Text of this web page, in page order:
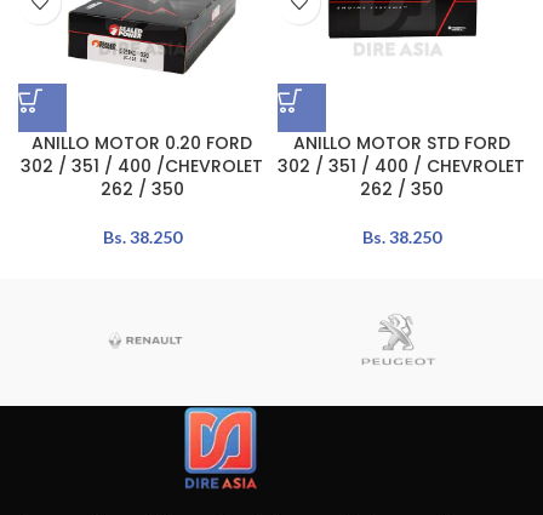
ANILLO MOTOR 0.20 FORD
302 / 351 / 400 /CHEVROLET
262 / 350
Bs.38.250
ANILLO MOTOR STD FORD
302 / 351 / 400 / CHEVROLET
262 / 350
Bs.38.250